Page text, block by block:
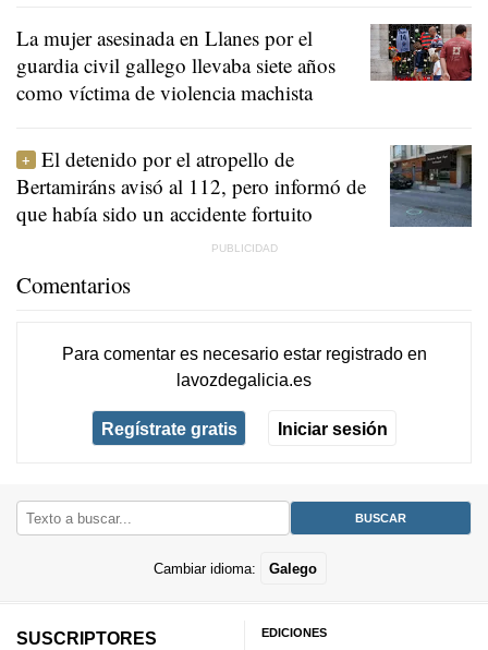
La mujer asesinada en Llanes por el
guardia civil gallego llevaba siete años
como víctima de violencia machista
El detenido por el atropello de
Bertamiráns avisó al 112, pero informó de
que había sido un accidente fortuito
Comentarios
Para comentar es necesario estar registradoen
lavozdegalicia.es
Regístrate gratis Iniciar sesión
Cambiar idioma: Galego
SUSCRIPTORES
EDICIONES